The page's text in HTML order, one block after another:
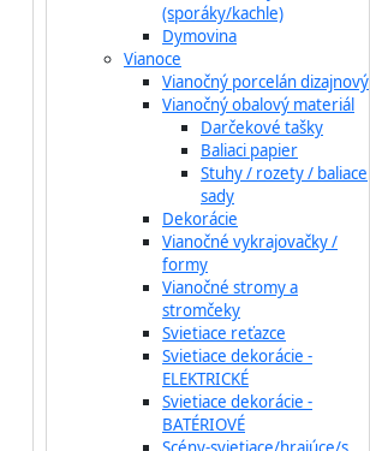
(sporáky/kachle)
Dymovina
Vianoce
Vianočný porcelán dizajnový
Vianočný obalový materiál
Darčekové tašky
Baliaci papier
Stuhy / rozety / baliace
sady
Dekorácie
Vianočné vykrajovačky /
formy
Vianočné stromy a
stromčeky
Svietiace reťazce
Svietiace dekorácie -
ELEKTRICKÉ
Svietiace dekorácie -
BATÉRIOVÉ